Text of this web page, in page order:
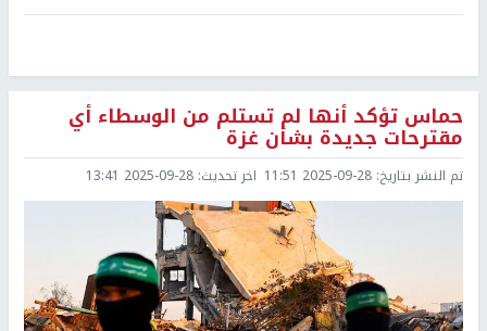
حماس تؤكد أنها لم تستلم من الوسطاء أي
مقترحات جديدة بشأن غزة
تم النشر بتاريخ: 2025-09-28 11:51 اخر تحديث: 2025-09-28 13:41